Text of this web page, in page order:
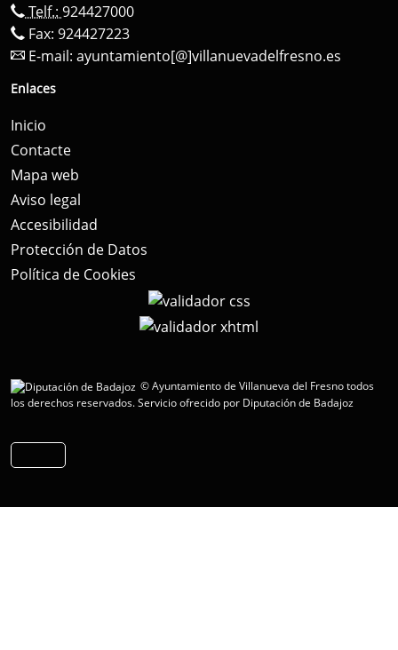
Telf.: 924427000
Fax: 924427223
E-mail: ayuntamiento[@]villanuevadelfresno.es
Enlaces
Inicio
Contacte
Mapa web
Aviso legal
Accesibilidad
Protección de Datos
Política de Cookies
© Ayuntamiento de Villanueva del Fresno todos
los derechos reservados.Servicio ofrecido por Diputación de Badajoz